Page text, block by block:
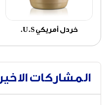
خردل أمريكي U.S.
المشاركات